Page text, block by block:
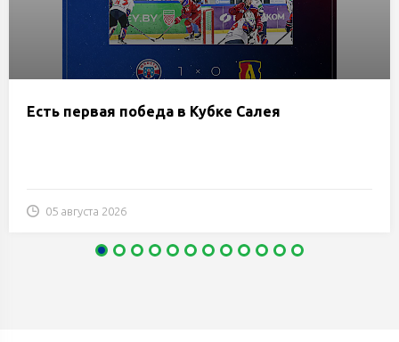
Есть первая победа в Кубке Салея
05 августа 2026